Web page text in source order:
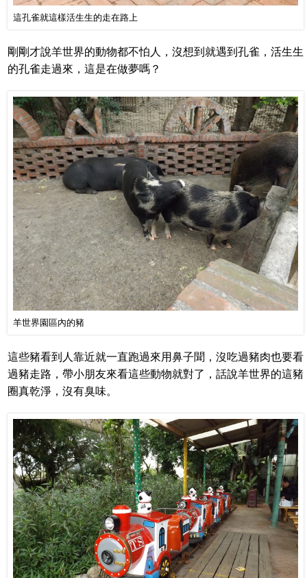
這孔雀就這樣活生生的走在路上
剛剛才說羊世界的動物都不怕人，沒想到就遇到孔雀，活生生
的孔雀走過來，這是在做夢嗎？
羊世界園區內的豬
這些豬看到人靠近就一直跑過來用鼻子聞，沒吃過豬肉也要看
過豬走路，帶小朋友來看這些動物就對了，話說羊世界的這豬
圈真乾淨，沒有臭味。